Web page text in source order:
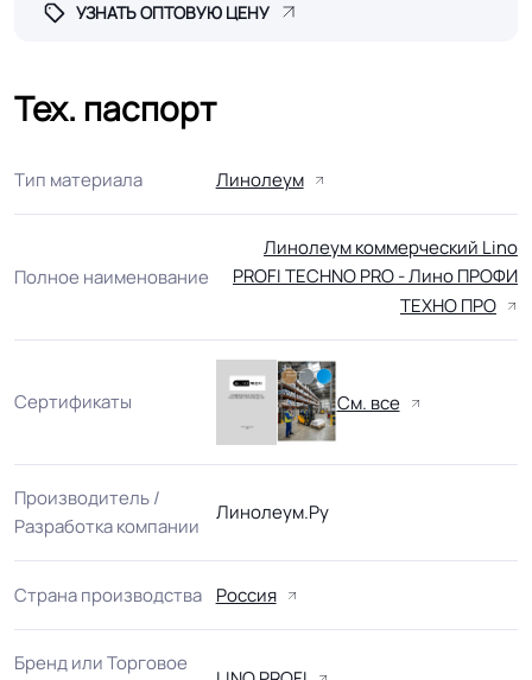
УЗНАТЬ ОПТОВУЮ ЦЕНУ
Тех. паспорт
Тип материала Линолеум
Полное наименование
Линолеум коммерческий Lino
PROFI TECHNO PRO - Лино ПРОФИ
ТЕХНО ПРО
Сертификаты См. все
Производитель /
Разработка компании
Линолеум.Ру
Страна производства Россия
Бренд или Торговое